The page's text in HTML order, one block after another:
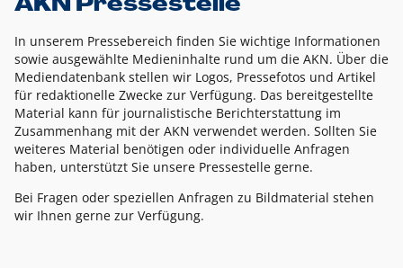
In unserem Pressebereich finden Sie wichtige Informationen
sowie ausgewählte Medieninhalte rund um die AKN. Über die
Mediendatenbank stellen wir Logos, Pressefotos und Artikel
für redaktionelle Zwecke zur Verfügung. Das bereitgestellte
Material kann für journalistische Berichterstattung im
Zusammenhang mit der AKN verwendet werden. Sollten Sie
weiteres Material benötigen oder individuelle Anfragen
haben, unterstützt Sie unsere Pressestelle gerne.
Bei Fragen oder speziellen Anfragen zu Bildmaterial stehen
wir Ihnen gerne zur Verfügung.